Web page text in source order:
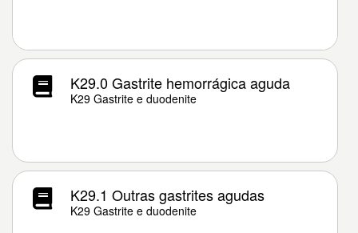
K29.0 Gastrite hemorrágica aguda
K29 Gastrite e duodenite
K29.1 Outras gastrites agudas
K29 Gastrite e duodenite